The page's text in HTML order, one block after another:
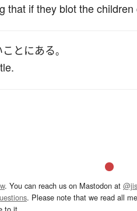
that if they blot the
ことにある。
. You can reach us on Mastodon at
. Please note that we read all